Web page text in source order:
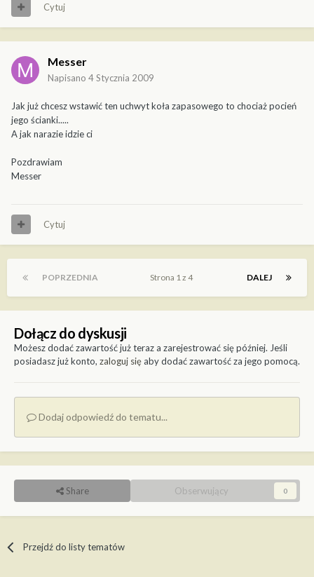
Cytuj
Messer
Napisano 4 Stycznia 2009
Jak już chcesz wstawić ten uchwyt koła zapasowego to chociaż pocień
jego ścianki.....
A jak narazie idzie ci
Pozdrawiam
Messer
Cytuj
POPRZEDNIA DALEJ
Strona 1 z 4
Dołącz do dyskusji
Możesz dodać zawartość już teraz a zarejestrować się później. Jeśli
posiadasz już konto, zaloguj sięaby dodać zawartość za jego pomocą.
Dodaj odpowiedź do tematu...
Share Obserwujący 0
Przejdź do listy tematów